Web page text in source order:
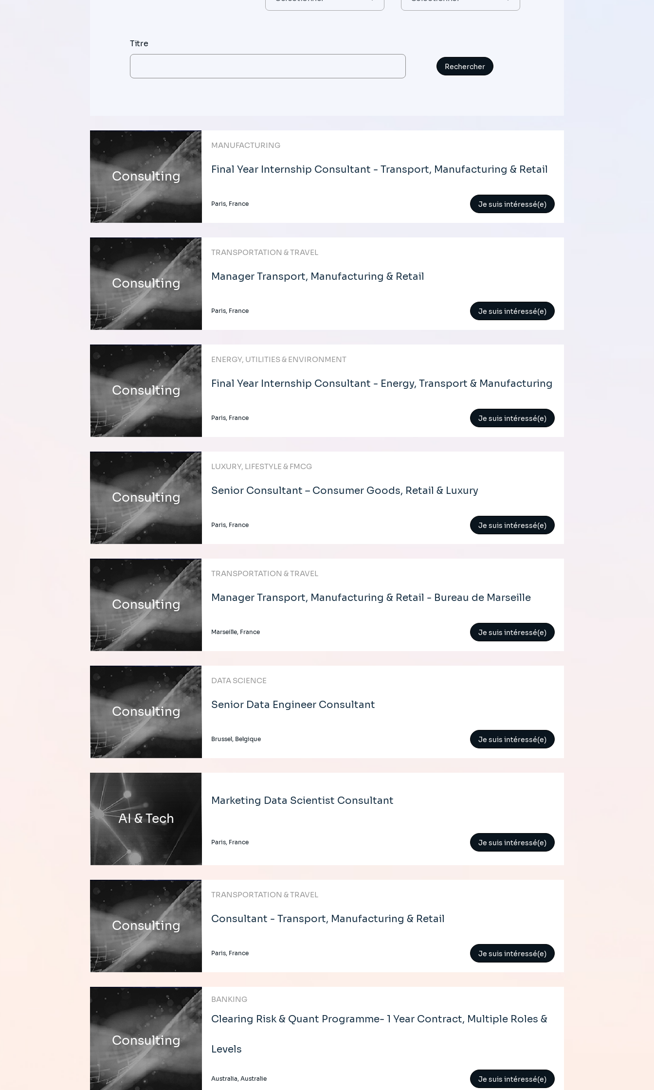
Titre
Consulting
MANUFACTURING
Final Year Internship Consultant - Transport, Manufacturing & Retail
Paris, France Je suis intéressé(e)
Consulting
TRANSPORTATION & TRAVEL
Manager Transport, Manufacturing & Retail
Paris, France Je suis intéressé(e)
Consulting
ENERGY, UTILITIES & ENVIRONMENT
Final Year Internship Consultant - Energy, Transport & Manufacturing
Paris, France Je suis intéressé(e)
Consulting
LUXURY, LIFESTYLE & FMCG
Senior Consultant – Consumer Goods, Retail & Luxury
Paris, France Je suis intéressé(e)
Consulting
TRANSPORTATION & TRAVEL
Manager Transport, Manufacturing & Retail - Bureau de Marseille
Marseille, France Je suis intéressé(e)
Consulting
DATA SCIENCE
Senior Data Engineer Consultant
Brussel, Belgique Je suis intéressé(e)
AI & Tech
Marketing Data Scientist Consultant
Paris, France Je suis intéressé(e)
Consulting
TRANSPORTATION & TRAVEL
Consultant - Transport, Manufacturing & Retail
Paris, France Je suis intéressé(e)
Consulting
BANKING
Clearing Risk & Quant Programme- 1 Year Contract, Multiple Roles &
Levels
Australia, Australie Je suis intéressé(e)